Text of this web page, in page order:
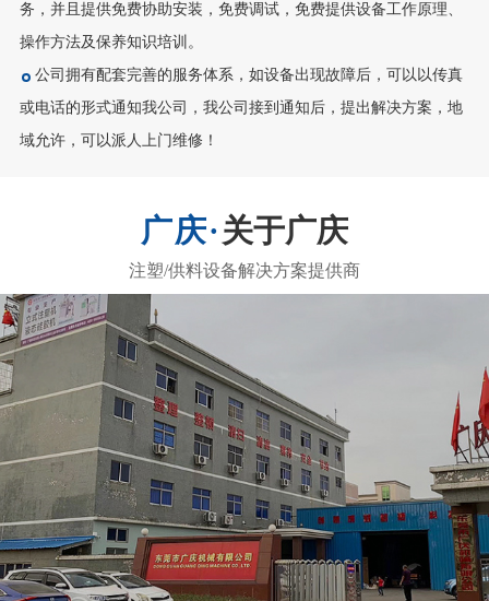
务，并且提供免费协助安装，免费调试，免费提供设备工作原理、
操作方法及保养知识培训。
公司拥有配套完善的服务体系，如设备出现故障后，可以以传真
或电话的形式通知我公司，我公司接到通知后，提出解决方案，地
域允许，可以派人上门维修！
关于广庆